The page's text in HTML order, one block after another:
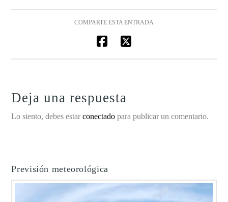
COMPARTE ESTA ENTRADA
Deja una respuesta
Lo siento, debes estarconectado para publicar un comentario.
Previsión meteorológica